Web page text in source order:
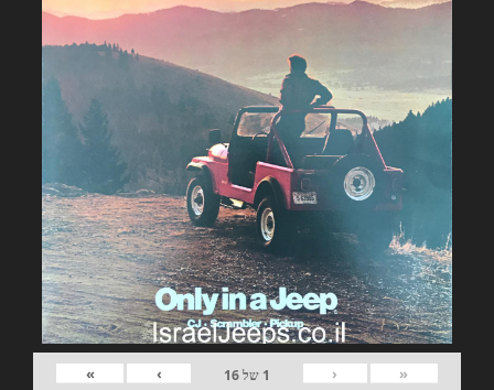
«
‹
1 של16
›
»